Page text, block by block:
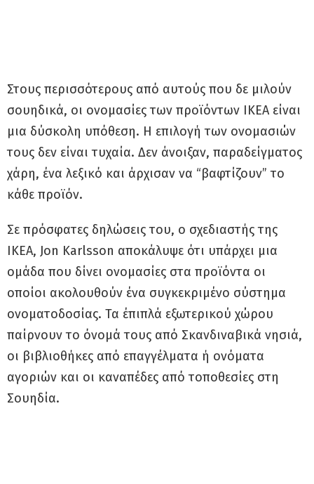
Στους περισσότερους από αυτούς που δε μιλούν
σουηδικά, οι ονομασίες των προϊόντων ΙΚΕΑ είναι
μια δύσκολη υπόθεση. Η επιλογή των ονομασιών
τους δεν είναι τυχαία. Δεν άνοιξαν, παραδείγματος
χάρη, ένα λεξικό και άρχισαν να “βαφτίζουν” το
κάθε προϊόν.
Σε πρόσφατες δηλώσεις του, ο σχεδιαστής της
ΙΚΕΑ, Jon Karlsson αποκάλυψε ότι υπάρχει μια
ομάδα που δίνει ονομασίες στα προϊόντα οι
οποίοι ακολουθούν ένα συγκεκριμένο σύστημα
ονοματοδοσίας. Τα έπιπλά εξωτερικού χώρου
παίρνουν το όνομά τους από Σκανδιναβικά νησιά,
οι βιβλιοθήκες από επαγγέλματα ή ονόματα
αγοριών και οι καναπέδες από τοποθεσίες στη
Σουηδία.